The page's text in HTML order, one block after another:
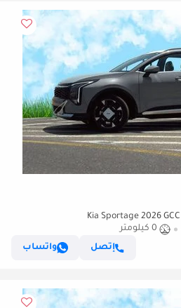
0 كيلومتر
إتصل
واتساب